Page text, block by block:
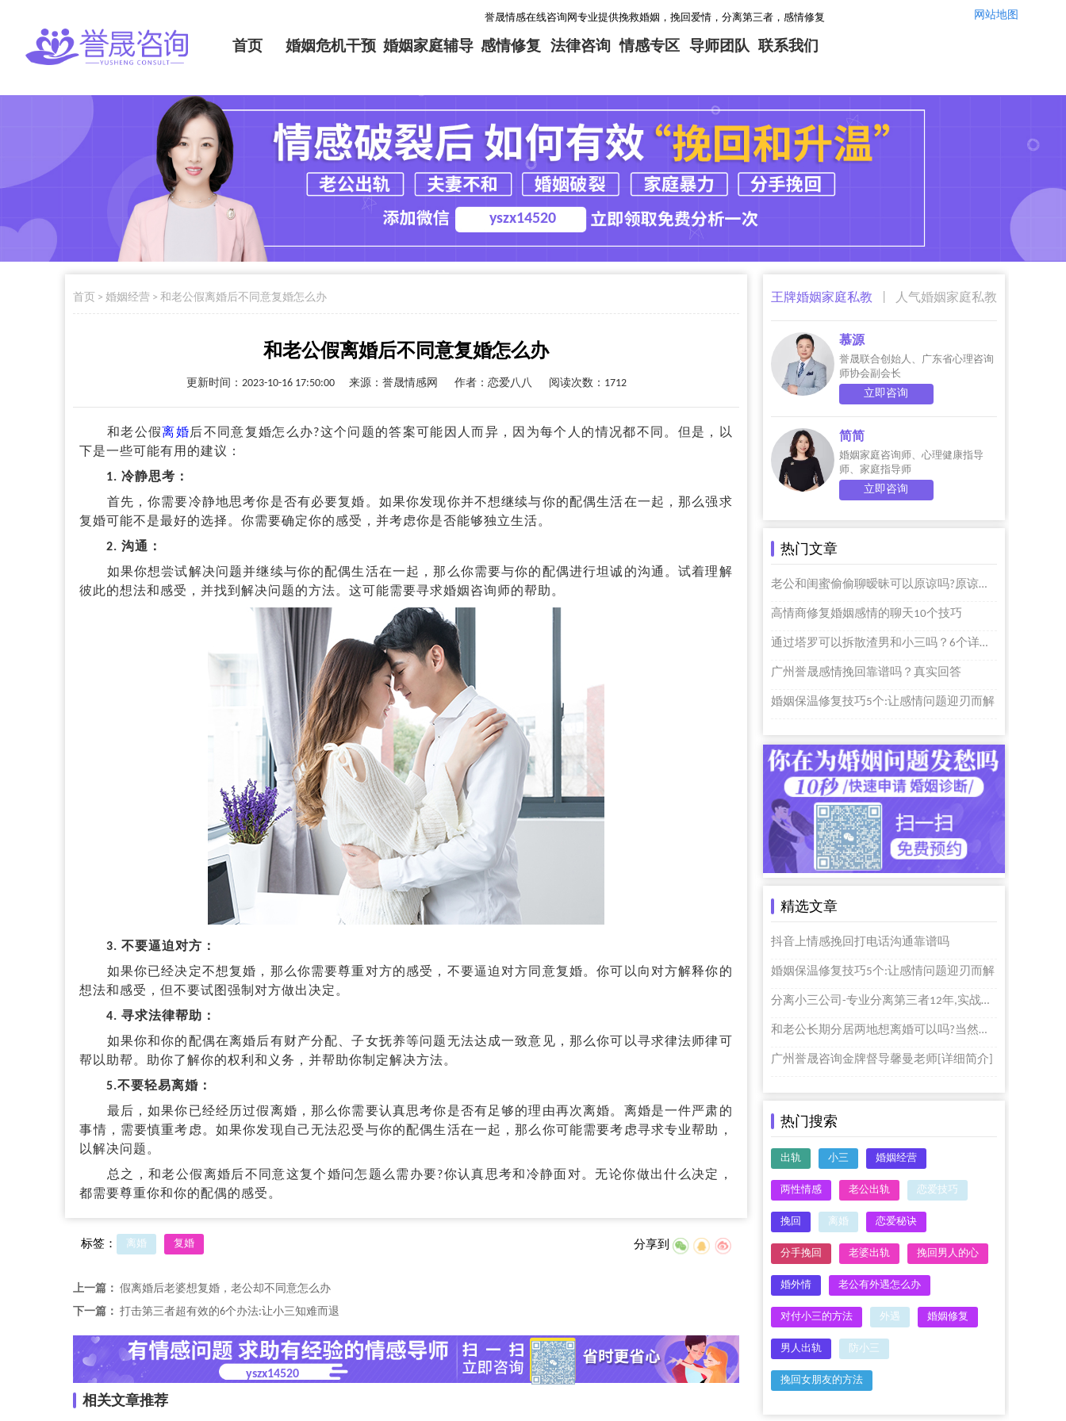
誉晟情感在线咨询网专业提供挽救婚姻，挽回爱情，分离第三者，感情修复，让你们的婚姻感情重回幸福！情感咨询微信：yszx14520,
网站地图
首页 婚姻危机干预 婚姻家庭辅导 感情修复 法律咨询 情感专区 导师团队 联系我们
yszx14520
首页 > 婚姻经营 > 和老公假离婚后不同意复婚怎么办
和老公假离婚后不同意复婚怎么办
更新时间：2023-10-16 17:50:00 来源：誉晟情感网 作者： 恋爱八八 阅读次数：1712
和老公假离婚后不同意复婚怎么办?这个问题的答案可能因人而异，因为每个人的情况都不同。但是，以
下是一些可能有用的建议：
1. 冷静思考：
首先，你需要冷静地思考你是否有必要复婚。如果你发现你并不想继续与你的配偶生活在一起，那么强求
复婚可能不是最好的选择。你需要确定你的感受，并考虑你是否能够独立生活。
2. 沟通：
如果你想尝试解决问题并继续与你的配偶生活在一起，那么你需要与你的配偶进行坦诚的沟通。试着理解
彼此的想法和感受，并找到解决问题的方法。这可能需要寻求婚姻咨询师的帮助。
3. 不要逼迫对方：
如果你已经决定不想复婚，那么你需要尊重对方的感受，不要逼迫对方同意复婚。你可以向对方解释你的
想法和感受，但不要试图强制对方做出决定。
4. 寻求法律帮助：
如果你和你的配偶在离婚后有财产分配、子女抚养等问题无法达成一致意见，那么你可以寻求律法师律可
帮以助帮。助你了解你的权利和义务，并帮助你制定解决方法。
5.不要轻易离婚：
最后，如果你已经经历过假离婚，那么你需要认真思考你是否有足够的理由再次离婚。离婚是一件严肃的
事情，需要慎重考虑。如果你发现自己无法忍受与你的配偶生活在一起，那么你可能需要考虑寻求专业帮助，
以解决问题。
总之，和老公假离婚后不同意这复个婚问怎题么需办要?你认真思考和冷静面对。无论你做出什么决定，
都需要尊重你和你的配偶的感受。
王牌婚姻家庭私教 人气婚姻家庭私教
慕源
誉晟联合创始人、广东省心理咨询
师协会副会长
立即咨询
简简
婚姻家庭咨询师、心理健康指导
师、家庭指导师
立即咨询
热门文章
老公和闺蜜偷偷聊暧昧可以原谅吗?原谅个屁啊
高情商修复婚姻感情的聊天10个技巧
通过塔罗可以拆散渣男和小三吗？6个详细步骤的
广州誉晟感情挽回靠谱吗？真实回答
婚姻保温修复技巧5个:让感情问题迎刃而解
精选文章
抖音上情感挽回打电话沟通靠谱吗
婚姻保温修复技巧5个:让感情问题迎刃而解
分离小三公司-专业分离第三者12年,实战经验足
和老公长期分居两地想离婚可以吗?当然可以
广州誉晟咨询金牌督导馨曼老师[详细简介]
热门搜索
出轨 小三 婚姻经营
两性情感 老公出轨 恋爱技巧
挽回 离婚 恋爱秘诀
分手挽回 老婆出轨 挽回男人的心
婚外情 老公有外遇怎么办
对付小三的方法 外遇 婚姻修复
男人出轨 防小三
挽回女朋友的方法
标签： 离婚 复婚 分享到
上一篇： 假离婚后老婆想复婚，老公却不同意怎么办
下一篇： 打击第三者超有效的6个办法:让小三知难而退
yszx14520
相关文章推荐